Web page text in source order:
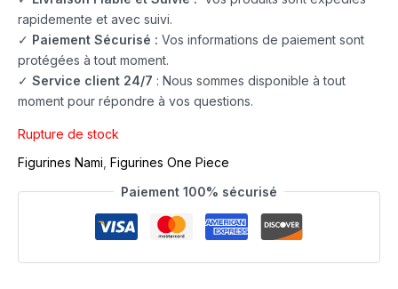
rapidemente et avec suivi.
✓ Paiement Sécurisé : Vos informations de paiement sont
protégées à tout moment.
✓ Service client 24/7 : Nous sommes disponible à tout
moment pour répondre à vos questions.
Rupture de stock
Figurines Nami Figurines One Piece
Paiement 100% sécurisé